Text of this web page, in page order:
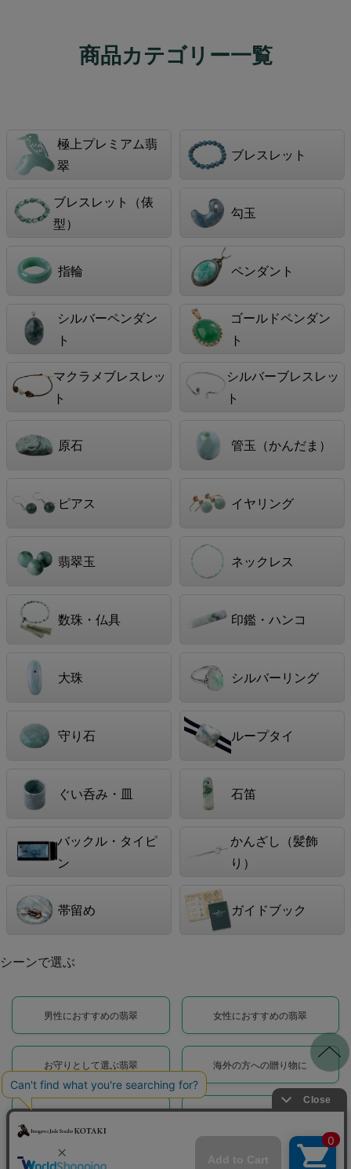
商品カテゴリー一覧
極上プレミアム翡
翠
ブレスレット
ブレスレット（俵
型）
勾玉
指輪 ペンダント
シルバーペンダン
ト
ゴールドペンダン
ト
マクラメブレスレッ
ト
シルバーブレスレッ
ト
原石 管玉（かんだま）
ピアス イヤリング
翡翠玉 ネックレス
数珠・仏具 印鑑・ハンコ
大珠 シルバーリング
守り石 ループタイ
ぐい呑み・皿 石笛
バックル・タイピ
ン
かんざし（髪飾
り）
帯留め ガイドブック
シーンで選ぶ
男性におすすめの翡翠 女性におすすめの翡翠
お守りとして選ぶ翡翠 海外の方への贈り物に
翡翠婚の贈り物に オフィスの装い翡翠
日常に馴染む翡翠 華やかに装う翡翠